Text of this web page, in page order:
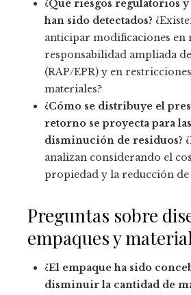
¿Qué riesgos regulatorios
han sido detectados?
anticipar modificaciones en
responsabilidad ampliada
(RAP/EPR) y en
materiales?
¿Cómo se distribuye el
retorno se proyecta para
disminución de residuos?
analizan considerando el
propiedad y la reducción de
Preguntas sobre
empaques y
¿El empaque ha sido
disminuir la cantidad de